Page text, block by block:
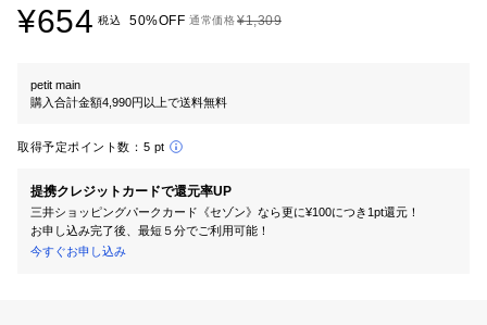
¥654 税込 50%OFF 通常価格¥1,309
petit main
購入合計金額4,990円以上で送料無料
取得予定ポイント数： 5 pt
提携クレジットカードで還元率UP
三井ショッピングパークカード《セゾン》なら更に¥100につき1pt還元！
お申し込み完了後、最短５分でご利用可能！
今すぐお申し込み